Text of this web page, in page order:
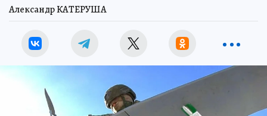
Александр КАТЕРУША